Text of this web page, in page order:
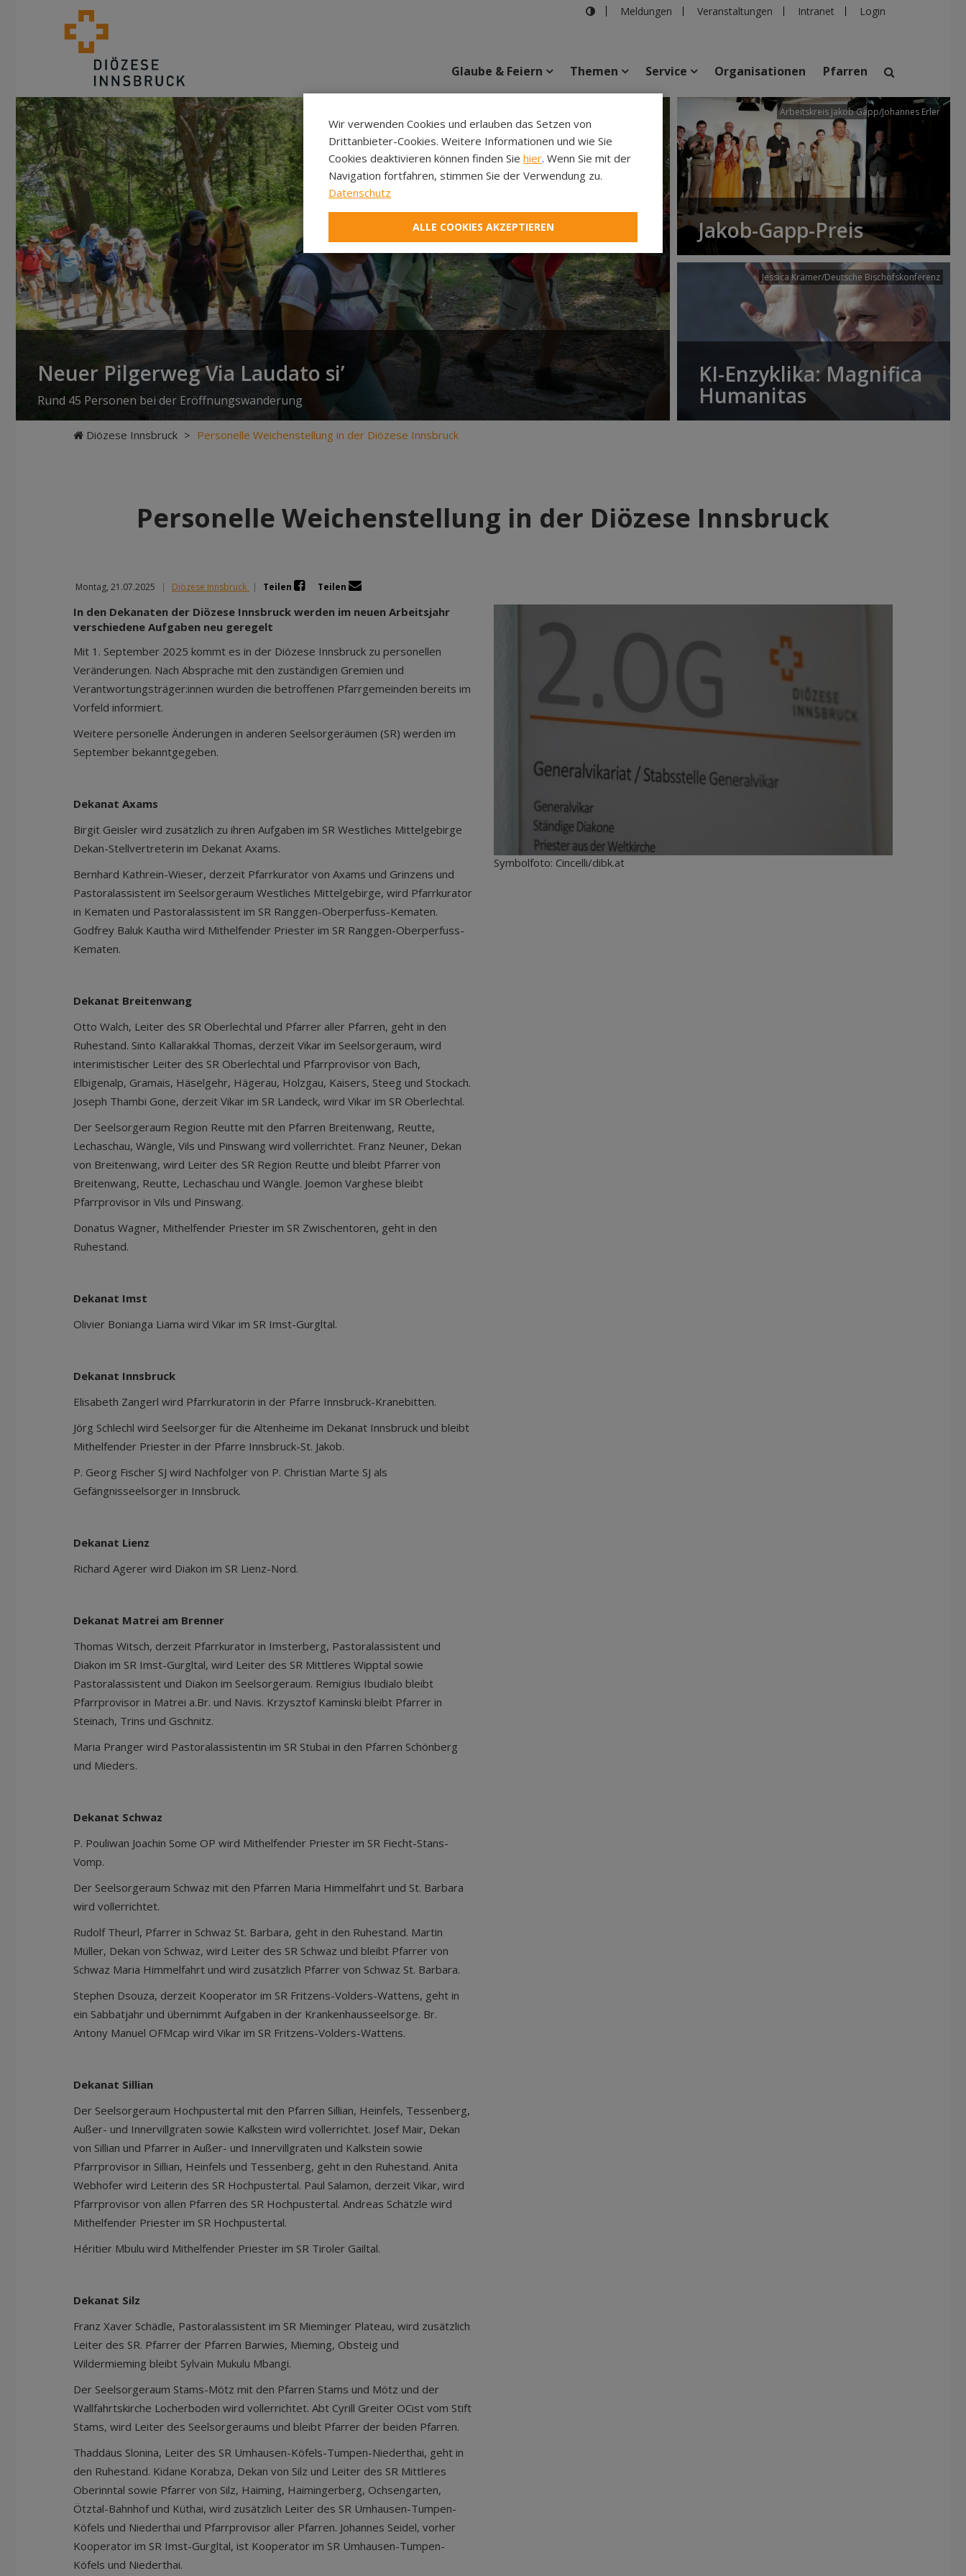
Meldungen Veranstaltungen Intranet Login
suchen
Veranstaltungen Personen Pfarren Einrichtungen
Glaube & Feiern Themen Service Organisationen Pfarren
Neuer Pilgerweg Via Laudato si’
Rund 45 Personen bei der Eröffnungswanderung
Arbeitskreis Jakob Gapp/Johannes Erler
Jakob-Gapp-Preis
Jessica Krämer/Deutsche Bischofskonferenz
KI-Enzyklika: Magnifica
Humanitas
Diözese Innsbruck > Personelle Weichenstellung in der Diözese Innsbruck
Personelle Weichenstellung in der Diözese Innsbruck
Montag, 21.07.2025 | Diözese Innsbruck | Teilen Teilen
In den Dekanaten der Diözese Innsbruck werden im neuen Arbeitsjahr
verschiedene Aufgaben neu geregelt
Mit 1. September 2025 kommt es in der Diözese Innsbruck zu personellen
Veränderungen. Nach Absprache mit den zuständigen Gremien und
Verantwortungsträger:innen wurden die betroffenen Pfarrgemeinden bereits im
Vorfeld informiert.
Weitere personelle Änderungen in anderen Seelsorgeräumen (SR) werden im
September bekanntgegeben.
Dekanat Axams
Birgit Geisler wird zusätzlich zu ihren Aufgaben im SR Westliches Mittelgebirge
Dekan-Stellvertreterin im Dekanat Axams.
Bernhard Kathrein-Wieser, derzeit Pfarrkurator von Axams und Grinzens und
Pastoralassistent im Seelsorgeraum Westliches Mittelgebirge, wird Pfarrkurator
in Kematen und Pastoralassistent im SR Ranggen-Oberperfuss-Kematen.
Godfrey Baluk Kautha wird Mithelfender Priester im SR Ranggen-Oberperfuss-
Kematen.
Dekanat Breitenwang
Otto Walch, Leiter des SR Oberlechtal und Pfarrer aller Pfarren, geht in den
Ruhestand. Sinto Kallarakkal Thomas, derzeit Vikar im Seelsorgeraum, wird
interimistischer Leiter des SR Oberlechtal und Pfarrprovisor von Bach,
Elbigenalp, Gramais, Häselgehr, Hägerau, Holzgau, Kaisers, Steeg und Stockach.
Joseph Thambi Gone, derzeit Vikar im SR Landeck, wird Vikar im SR Oberlechtal.
Der Seelsorgeraum Region Reutte mit den Pfarren Breitenwang, Reutte,
Lechaschau, Wängle, Vils und Pinswang wird vollerrichtet. Franz Neuner, Dekan
von Breitenwang, wird Leiter des SR Region Reutte und bleibt Pfarrer von
Breitenwang, Reutte, Lechaschau und Wängle. Joemon Varghese bleibt
Pfarrprovisor in Vils und Pinswang.
Donatus Wagner, Mithelfender Priester im SR Zwischentoren, geht in den
Ruhestand.
Dekanat Imst
Olivier Bonianga Liama wird Vikar im SR Imst-Gurgltal.
Dekanat Innsbruck
Elisabeth Zangerl wird Pfarrkuratorin in der Pfarre Innsbruck-Kranebitten.
Jörg Schlechl wird Seelsorger für die Altenheime im Dekanat Innsbruck und bleibt
Mithelfender Priester in der Pfarre Innsbruck-St. Jakob.
P. Georg Fischer SJ wird Nachfolger von P. Christian Marte SJ als
Gefängnisseelsorger in Innsbruck.
Dekanat Lienz
Richard Agerer wird Diakon im SR Lienz-Nord.
Dekanat Matrei am Brenner
Thomas Witsch, derzeit Pfarrkurator in Imsterberg, Pastoralassistent und
Diakon im SR Imst-Gurgltal, wird Leiter des SR Mittleres Wipptal sowie
Pastoralassistent und Diakon im Seelsorgeraum. Remigius Ibudialo bleibt
Pfarrprovisor in Matrei a.Br. und Navis. Krzysztof Kaminski bleibt Pfarrer in
Steinach, Trins und Gschnitz.
Maria Pranger wird Pastoralassistentin im SR Stubai in den Pfarren Schönberg
und Mieders.
Dekanat Schwaz
P. Pouliwan Joachin Some OP wird Mithelfender Priester im SR Fiecht-Stans-
Vomp.
Der Seelsorgeraum Schwaz mit den Pfarren Maria Himmelfahrt und St. Barbara
wird vollerrichtet.
Rudolf Theurl, Pfarrer in Schwaz St. Barbara, geht in den Ruhestand. Martin
Müller, Dekan von Schwaz, wird Leiter des SR Schwaz und bleibt Pfarrer von
Schwaz Maria Himmelfahrt und wird zusätzlich Pfarrer von Schwaz St. Barbara.
Stephen Dsouza, derzeit Kooperator im SR Fritzens-Volders-Wattens, geht in
ein Sabbatjahr und übernimmt Aufgaben in der Krankenhausseelsorge. Br.
Antony Manuel OFMcap wird Vikar im SR Fritzens-Volders-Wattens.
Dekanat Sillian
Der Seelsorgeraum Hochpustertal mit den Pfarren Sillian, Heinfels, Tessenberg,
Außer- und Innervillgraten sowie Kalkstein wird vollerrichtet. Josef Mair, Dekan
von Sillian und Pfarrer in Außer- und Innervillgraten und Kalkstein sowie
Pfarrprovisor in Sillian, Heinfels und Tessenberg, geht in den Ruhestand. Anita
Webhofer wird Leiterin des SR Hochpustertal. Paul Salamon, derzeit Vikar, wird
Pfarrprovisor von allen Pfarren des SR Hochpustertal. Andreas Schätzle wird
Mithelfender Priester im SR Hochpustertal.
Héritier Mbulu wird Mithelfender Priester im SR Tiroler Gailtal.
Dekanat Silz
Franz Xaver Schädle, Pastoralassistent im SR Mieminger Plateau, wird zusätzlich
Leiter des SR. Pfarrer der Pfarren Barwies, Mieming, Obsteig und
Wildermieming bleibt Sylvain Mukulu Mbangi.
Der Seelsorgeraum Stams-Mötz mit den Pfarren Stams und Mötz und der
Wallfahrtskirche Locherboden wird vollerrichtet. Abt Cyrill Greiter OCist vom Stift
Stams, wird Leiter des Seelsorgeraums und bleibt Pfarrer der beiden Pfarren.
Thaddäus Slonina, Leiter des SR Umhausen-Köfels-Tumpen-Niederthai, geht in
den Ruhestand. Kidane Korabza, Dekan von Silz und Leiter des SR Mittleres
Oberinntal sowie Pfarrer von Silz, Haiming, Haimingerberg, Ochsengarten,
Ötztal-Bahnhof und Küthai, wird zusätzlich Leiter des SR Umhausen-Tumpen-
Köfels und Niederthai und Pfarrprovisor aller Pfarren. Johannes Seidel, vorher
Kooperator im SR Imst-Gurgltal, ist Kooperator im SR Umhausen-Tumpen-
Köfels und Niederthai.
Symbolfoto: Cincelli/dibk.at
Wir verwenden Cookies und erlauben das Setzen von
Drittanbieter-Cookies. Weitere Informationen und wie Sie
Cookies deaktivieren können finden Sie hier. Wenn Sie mit der
Navigation fortfahren, stimmen Sie der Verwendung zu.
Datenschutz
ALLE COOKIES AKZEPTIEREN